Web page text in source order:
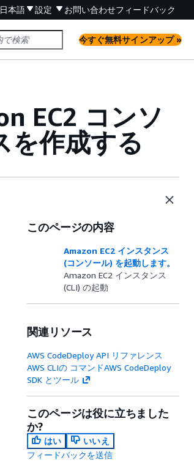
日本語 設定 お問い合わせフィードバック
今すぐ無料サインアップ »
EC2 コンソ
を作成する
このページの内容
Amazon EC2 インスタンス
(コンソール) を起動します。
Amazon EC2 インスタンス
(CLI) の起動
関連リソース
AWS CodeDeploy API リファレンス
AWS CLIの コマンドAWS CodeDeploy
SDK とツール
このページは役に立ちました
か?
はい
いいえ
フィードバックを送信